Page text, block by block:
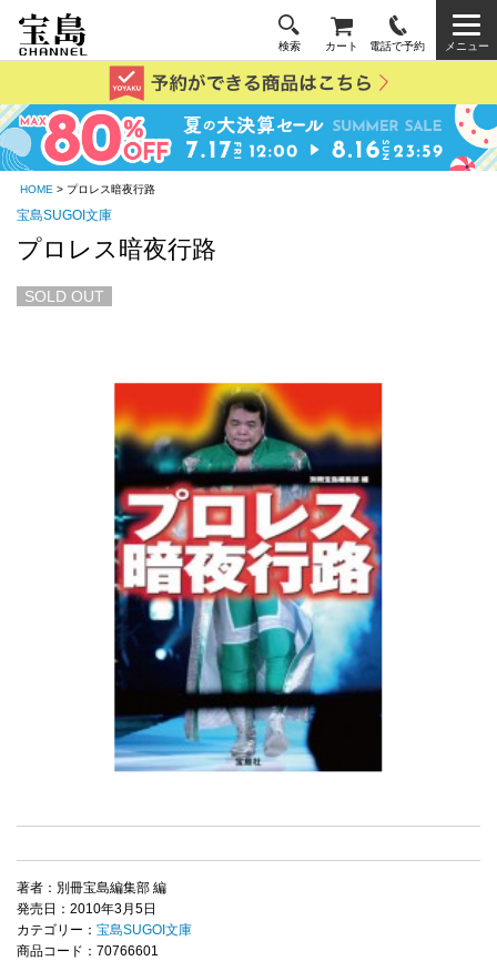
検索 カート 電話で予約 メニュー
HOME > プロレス暗夜行路
宝島SUGOI文庫
プロレス暗夜行路
SOLD OUT
著者：別冊宝島編集部 編
発売日：2010年3月5日
カテゴリー： 宝島SUGOI文庫
商品コード：70766601